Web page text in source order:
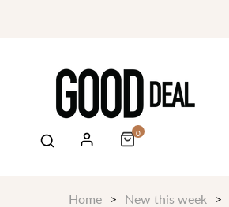
0
Home New this week